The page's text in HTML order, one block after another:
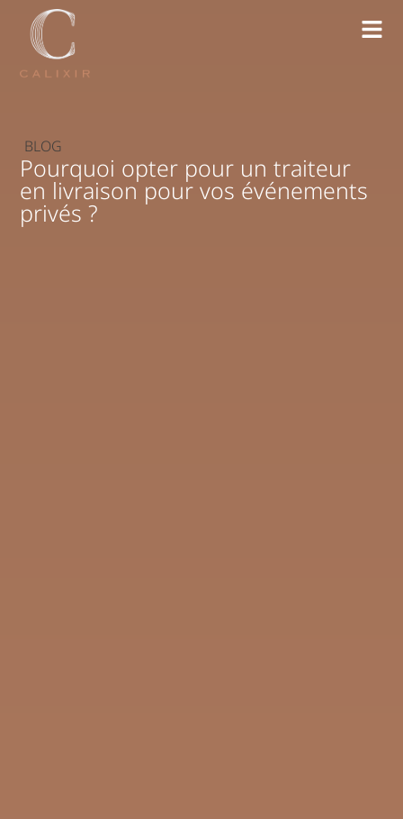
BLOG
Pourquoi opter pour un traiteur
en livraison pour vos événements
privés ?